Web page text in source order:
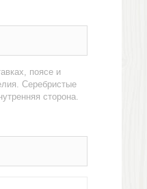
поясе и
Серебристые
сторона.